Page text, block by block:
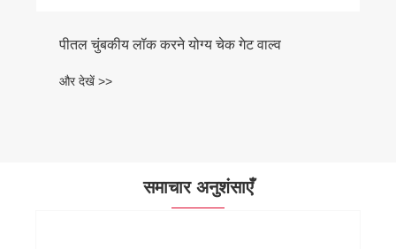
पीतल चुंबकीय लॉक करने योग्य चेक गेट वाल्व
और देखें >>
समाचार अनुशंसाएँ